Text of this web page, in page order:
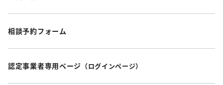
相談予約フォーム
認定事業者専用ページ （ログインページ）